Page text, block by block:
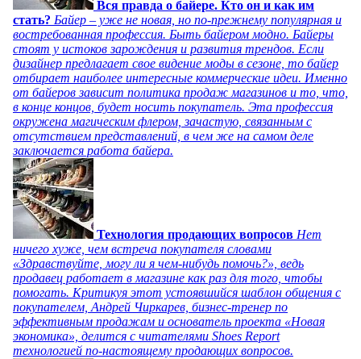
Вся правда о байере. Кто он и как им
стать? Байер – уже не новая, но по-прежнему популярная и
востребованная профессия. Быть байером модно. Байеры
стоят у истоков зарождения и развития трендов. Если
дизайнер предлагает свое видение моды в сезоне, то байер
отбирает наиболее интересные коммерческие идеи. Именно
от байеров зависит политика продаж магазинов и то, что,
в конце концов, будет носить покупатель. Эта профессия
окружена магическим флером, зачастую, связанным с
отсутствием представлений, в чем же на самом деле
заключается работа байера.
Технология продающих вопросов Нет
ничего хуже, чем встреча покупателя словами
«Здравствуйте, могу ли я чем-нибудь помочь?», ведь
продавец работает в магазине как раз для того, чтобы
помогать. Критикуя этот устоявшийся шаблон общения с
покупателем, Андрей Чиркарев, бизнес-тренер по
эффективным продажам и основатель проекта «Новая
экономика», делится с читателями Shoes Report
технологией по-настоящему продающих вопросов.